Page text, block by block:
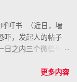
吁书 （近日，墙
吓，发起人的帖子
之内三个微信号
，宇宙万物的创造
更多内容